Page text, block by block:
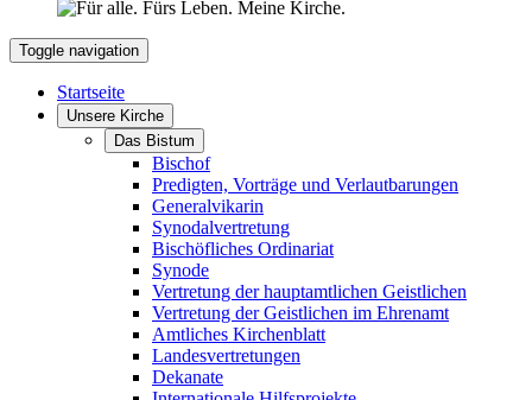
Toggle navigation
Startseite
Unsere Kirche
Das Bistum
Bischof
Predigten, Vorträge und Verlautbarungen
Generalvikarin
Synodalvertretung
Bischöfliches Ordinariat
Synode
Vertretung der hauptamtlichen Geistlichen
Vertretung der Geistlichen im Ehrenamt
Amtliches Kirchenblatt
Landesvertretungen
Dekanate